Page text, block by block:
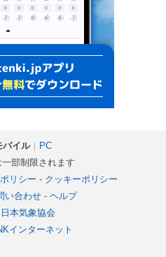
バイル｜ PC
部制限されます
リシー - クッキーポリシー
い合わせ- ヘルプ
日本気象協会
インターネット